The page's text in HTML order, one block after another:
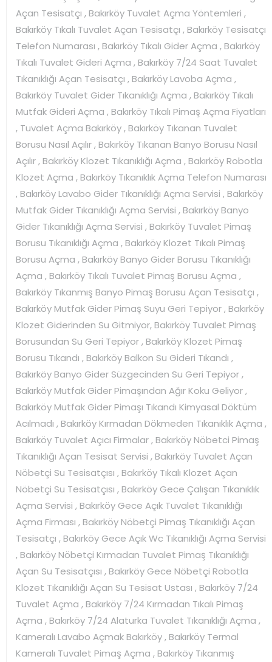
Açan Tesisatçı , Bakırköy Tuvalet Açma Yöntemleri ,
Bakırköy Tıkalı Tuvalet Açan Tesisatçı , Bakırköy Tesisatçı
Telefon Numarası , Bakırköy Tıkalı Gider Açma , Bakırköy
Tıkalı Tuvalet Gideri Açma , Bakırköy 7/24 Saat Tuvalet
Tıkanıklığı Açan Tesisatçı , Bakırköy Lavoba Açma ,
Bakırköy Tuvalet Gider Tıkanıklığı Açma , Bakırköy Tıkalı
Mutfak Gideri Açma , Bakırköy Tıkalı Pimaş Açma Fiyatları
, Tuvalet Açma Bakırköy , Bakırköy Tıkanan Tuvalet
Borusu Nasıl Açılır , Bakırköy Tıkanan Banyo Borusu Nasıl
Açılır , Bakırköy Klozet Tıkanıklığı Açma , Bakırköy Robotla
Klozet Açma , Bakırköy Tıkanıklık Açma Telefon Numarası
, Bakırköy Lavabo Gider Tıkanıklığı Açma Servisi , Bakırköy
Mutfak Gider Tıkanıklığı Açma Servisi , Bakırköy Banyo
Gider Tıkanıklığı Açma Servisi , Bakırköy Tuvalet Pimaş
Borusu Tıkanıklığı Açma , Bakırköy Klozet Tıkalı Pimaş
Borusu Açma , Bakırköy Banyo Gider Borusu Tıkanıklığı
Açma , Bakırköy Tıkalı Tuvalet Pimaş Borusu Açma ,
Bakırköy Tıkanmış Banyo Pimaş Borusu Açan Tesisatçı ,
Bakırköy Mutfak Gider Pimaş Suyu Geri Tepiyor , Bakırköy
Klozet Giderinden Su Gitmiyor, Bakırköy Tuvalet Pimaş
Borusundan Su Geri Tepiyor , Bakırköy Klozet Pimaş
Borusu Tıkandı , Bakırköy Balkon Su Gideri Tıkandı ,
Bakırköy Banyo Gider Süzgecinden Su Geri Tepiyor ,
Bakırköy Mutfak Gider Pimaşından Ağır Koku Geliyor ,
Bakırköy Mutfak Gider Pimaşı Tıkandı Kimyasal Döktüm
Acılmadı , Bakırköy Kırmadan Dökmeden Tıkanıklık Açma ,
Bakırköy Tuvalet Açıcı Firmalar , Bakırköy Nöbetci Pimaş
Tıkanıklığı Açan Tesisat Servisi , Bakırköy Tuvalet Açan
Nöbetçi Su Tesisatçısı , Bakırköy Tıkalı Klozet Açan
Nöbetçi Su Tesisatçısı , Bakırköy Gece Çalışan Tıkanıklık
Açma Servisi , Bakırköy Gece Açık Tuvalet Tıkanıklığı
Açma Firması , Bakırköy Nöbetçi Pimaş Tıkanıklığı Açan
Tesisatçı , Bakırköy Gece Açık Wc Tıkanıklığı Açma Servisi
, Bakırköy Nöbetçi Kırmadan Tuvalet Pimaş Tıkanıklığı
Açan Su Tesisatçısı , Bakırköy Gece Nöbetçi Robotla
Klozet Tıkanıklığı Açan Su Tesisat Ustası , Bakırköy 7/24
Tuvalet Açma , Bakırköy 7/24 Kırmadan Tıkalı Pimaş
Açma , Bakırköy 7/24 Alaturka Tuvalet Tıkanıklığı Açma ,
Kameralı Lavabo Açmak Bakırköy , Bakırköy Termal
Kameralı Tuvalet Pimaş Açma , Bakırköy Tıkanmış